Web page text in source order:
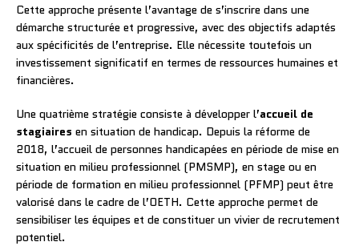
Cette approche présente l’avantage de s’inscrire dans une
démarche structurée et progressive, avec des objectifs adaptés
aux spécificités de l’entreprise. Elle nécessite toutefois un
investissement significatif en termes de ressources humaines et
financières.
Une quatrième stratégie consiste à développer l’accueil de
stagiaires en situation de handicap. Depuis la réforme de
2018, l’accueil de personnes handicapées en période de mise en
situation en milieu professionnel (PMSMP), en stage ou en
période de formation en milieu professionnel (PFMP) peut être
valorisé dans le cadre de l’OETH. Cette approche permet de
sensibiliser les équipes et de constituer un vivier de recrutement
potentiel.